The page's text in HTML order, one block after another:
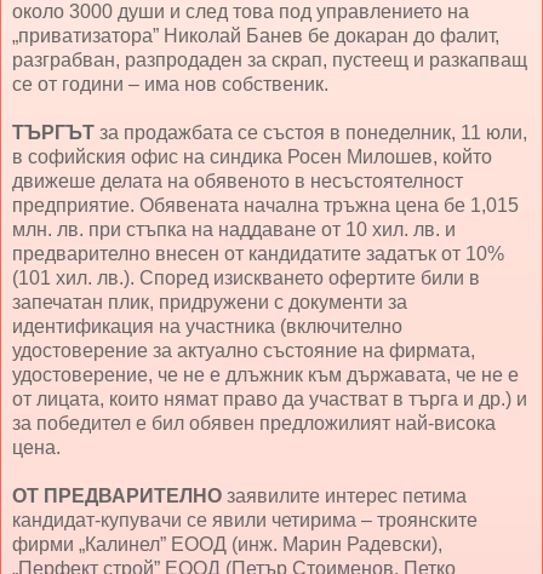
около 3000 души и след това под управлението на
„приватизатора” Николай Банев бе докаран до фалит,
разграбван, разпродаден за скрап, пустеещ и разкапващ
се от години – има нов собственик.
ТЪРГЪТ за продажбата се състоя в понеделник, 11 юли,
в софийския офис на синдика Росен Милошев, който
движеше делата на обявеното в несъстоятелност
предприятие. Обявената начална тръжна цена бе 1,015
млн. лв. при стъпка на наддаване от 10 хил. лв. и
предварително внесен от кандидатите задатък от 10%
(101 хил. лв.). Според изискването офертите били в
запечатан плик, придружени с документи за
идентификация на участника (включително
удостоверение за актуално състояние на фирмата,
удостоверение, че не е длъжник към държавата, че не е
от лицата, които нямат право да участват в търга и др.) и
за победител е бил обявен предложилият най-висока
цена.
ОТ ПРЕДВАРИТЕЛНО заявилите интерес петима
кандидат-купувачи се явили четирима – троянските
фирми „Калинел” ЕООД (инж. Марин Радевски),
„Перфект строй” ЕООД (Петър Стоименов, Петко